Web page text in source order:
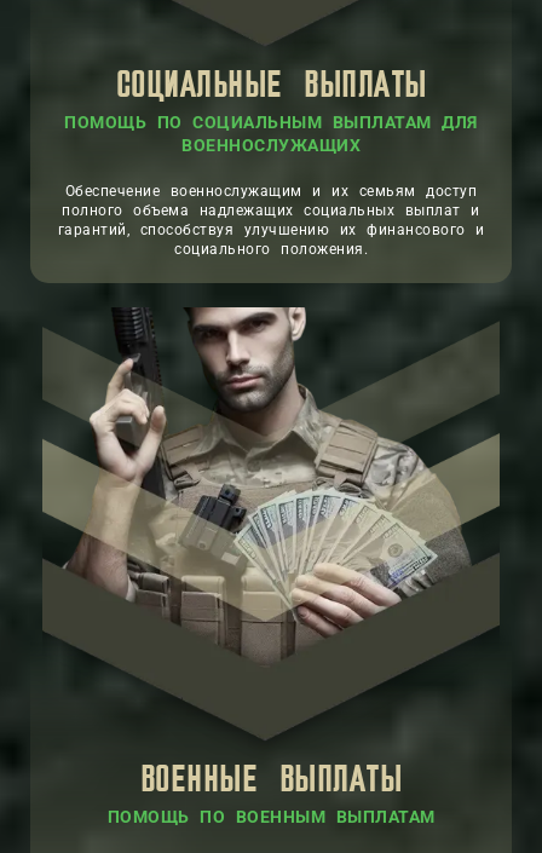
СОЦИАЛЬНЫЕ ВЫПЛАТЫ
ПОМОЩЬ ПО СОЦИАЛЬНЫМ ВЫПЛАТАМ ДЛЯ
ВОЕННОСЛУЖАЩИХ
Обеспечение военнослужащим и их семьям доступ
полного объема надлежащих социальных выплат и
гарантий, способствуя улучшению их финансового и
социального положения.
ВОЕННЫЕ ВЫПЛАТЫ
ПОМОЩЬ ПО ВОЕННЫМ ВЫПЛАТАМ